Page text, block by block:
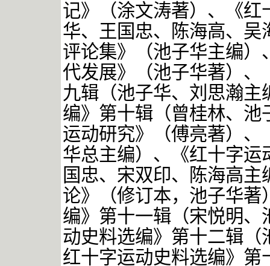
记》（涂文涛著）、《红
华、王国忠、陈海高、
评论集》（池子华主编
代发展》（池子华著）
九辑（池子华、刘思瀚
编》第十辑（曾桂林、
运动研究》（傅亮著）
华总主编）、《红十字运
国忠、宋双印、陈海高
论》（修订本，池子华
编》第十一辑（宋悦明
动史料选编》第十二辑
红十字运动史料选编》